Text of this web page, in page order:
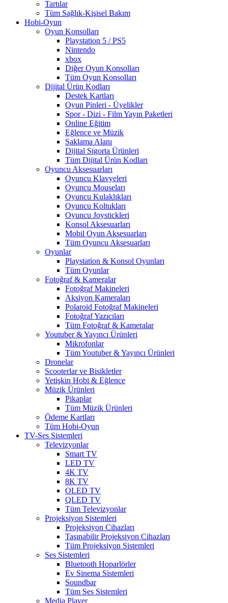
Tartılar
Tüm Sağlık-Kişisel Bakım
Hobi-Oyun
Oyun Konsolları
Playstation 5 / PS5
Nintendo
xbox
Diğer Oyun Konsolları
Tüm Oyun Konsolları
Dijital Ürün Kodları
Destek Kartları
Oyun Pinleri - Üyelikler
Spor - Dizi - Film Yayın Paketleri
Online Eğitim
Eğlence ve Müzik
Saklama Alanı
Dijital Sigorta Ürünleri
Tüm Dijital Ürün Kodları
Oyuncu Aksesuarları
Oyuncu Klavyeleri
Oyuncu Mouseları
Oyuncu Kulaklıkları
Oyuncu Koltukları
Oyuncu Joystickleri
Konsol Aksesuarları
Mobil Oyun Aksesuarları
Tüm Oyuncu Aksesuarları
Oyunlar
Playstation & Konsol Oyunları
Tüm Oyunlar
Fotoğraf & Kameralar
Fotoğraf Makineleri
Aksiyon Kameraları
Polaroid Fotoğraf Makineleri
Fotoğraf Yazıcıları
Tüm Fotoğraf & Kameralar
Youtuber & Yayıncı Ürünleri
Mikrofonlar
Tüm Youtuber & Yayıncı Ürünleri
Dronelar
Scooterlar ve Bisikletler
Yetişkin Hobi & Eğlence
Müzik Ürünleri
Pikaplar
Tüm Müzik Ürünleri
Ödeme Kartları
Tüm Hobi-Oyun
TV-Ses Sistemleri
Televizyonlar
Smart TV
LED TV
4K TV
8K TV
OLED TV
QLED TV
Tüm Televizyonlar
Projeksiyon Sistemleri
Projeksiyon Cihazları
Taşınabilir Projeksiyon Cihazları
Tüm Projeksiyon Sistemleri
Ses Sistemleri
Bluetooth Hoparlörler
Ev Sinema Sistemleri
Soundbar
Tüm Ses Sistemleri
Media Player